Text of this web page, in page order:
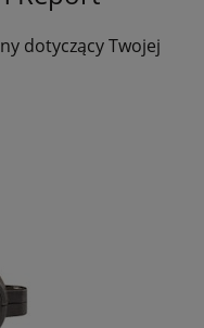
dotyczący Twojej